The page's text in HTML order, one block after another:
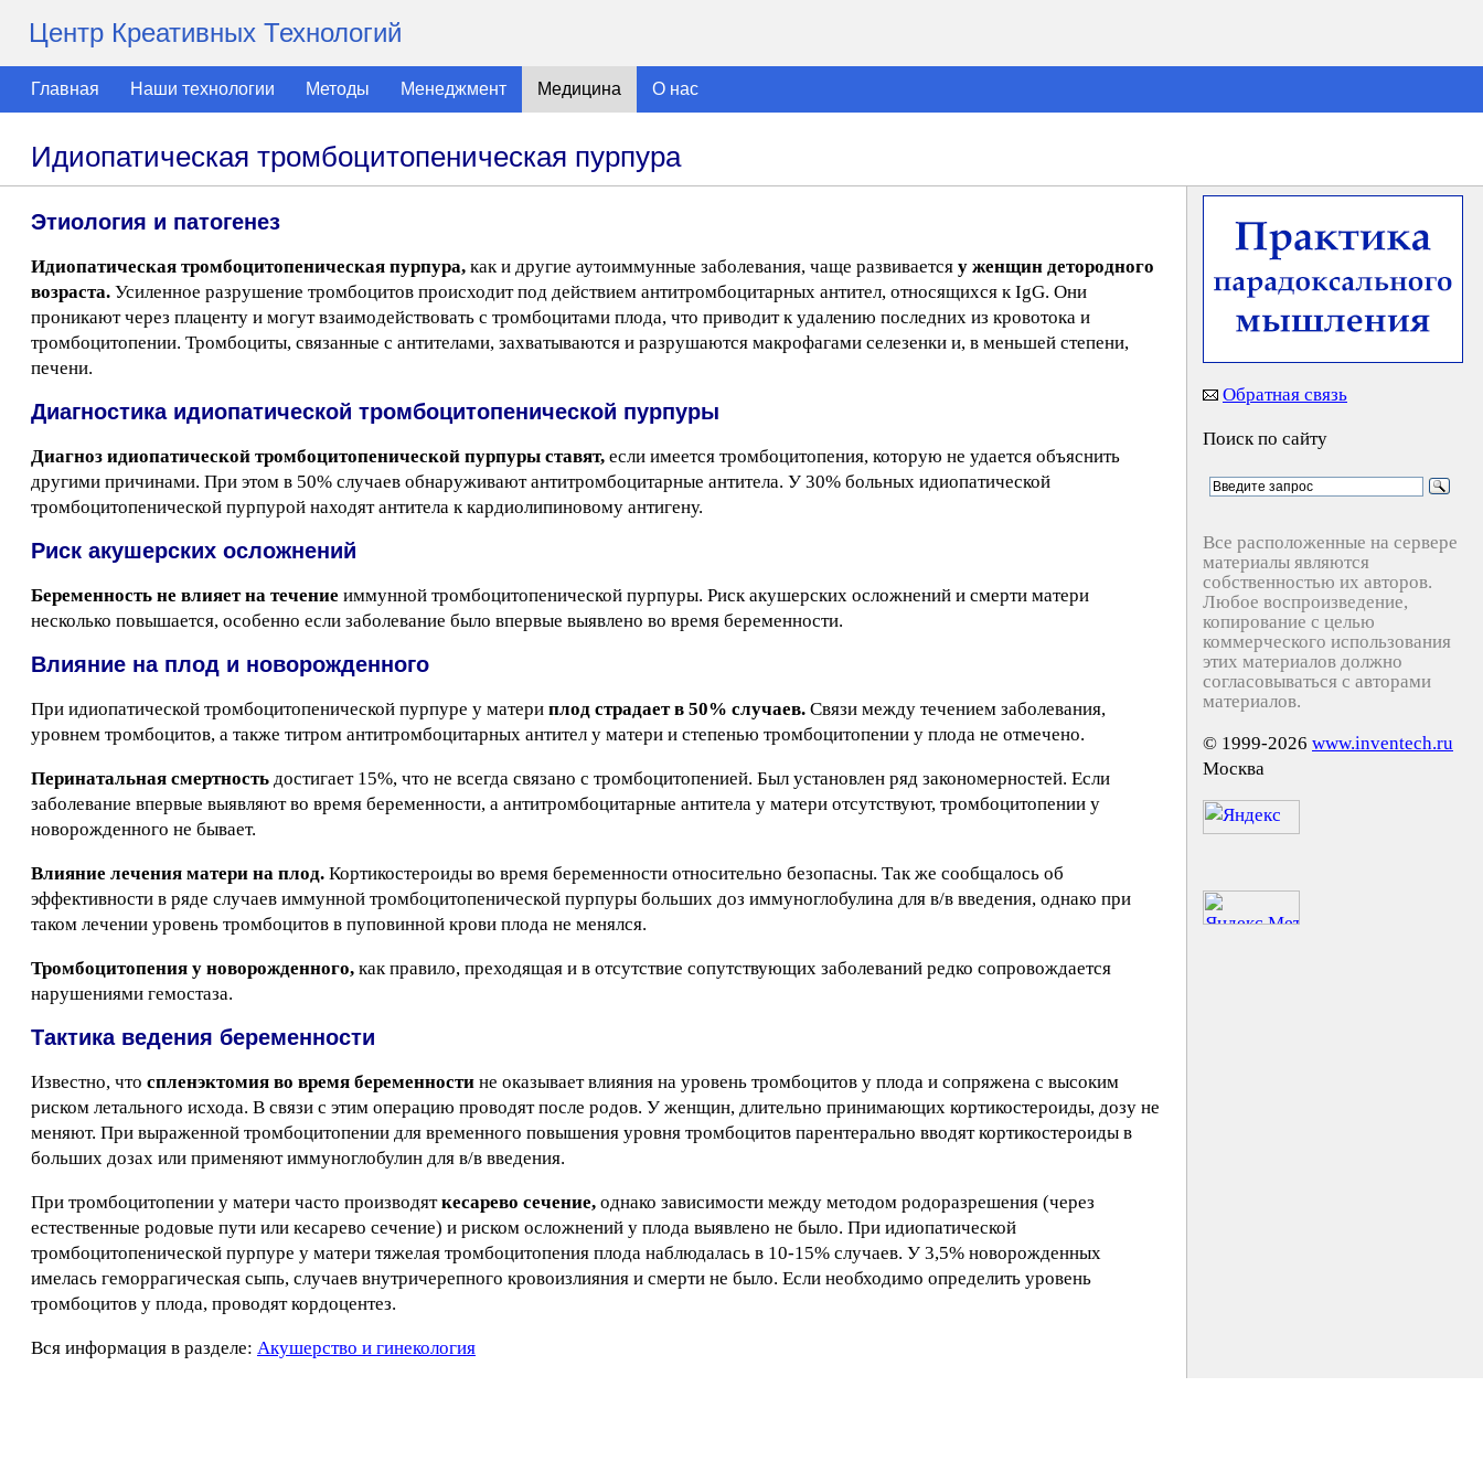
Центр Креативных Технологий
Главная Наши технологии Методы Менеджмент Медицина О нас
Идиопатическая тромбоцитопеническая пурпура
Этиология и патогенез
Идиопатическая тромбоцитопеническая пурпура, как и другие аутоиммунные заболевания, чаще развивается у женщин детородного
возраста. Усиленное разрушение тромбоцитов происходит под действием антитромбоцитарных антител, относящихся к IgG. Они
проникают через плаценту и могут взаимодействовать с тромбоцитами плода, что приводит к удалению последних из кровотока и
тромбоцитопении. Тромбоциты, связанные с антителами, захватываются и разрушаются макрофагами селезенки и, в меньшей степени,
печени.
Диагностика идиопатической тромбоцитопенической пурпуры
Диагноз идиопатической тромбоцитопенической пурпуры ставят, если имеется тромбоцитопения, которую не удается объяснить
другими причинами. При этом в 50% случаев обнаруживают антитромбоцитарные антитела. У 30% больных идиопатической
тромбоцитопенической пурпурой находят антитела к кардиолипиновому антигену.
Риск акушерских осложнений
Беременность не влияет на течение иммунной тромбоцитопенической пурпуры. Риск акушерских осложнений и смерти матери
несколько повышается, особенно если заболевание было впервые выявлено во время беременности.
Влияние на плод и новорожденного
При идиопатической тромбоцитопенической пурпуре у матери плод страдает в 50% случаев. Связи между течением заболевания,
уровнем тромбоцитов, а также титром антитромбоцитарных антител у матери и степенью тромбоцитопении у плода не отмечено.
Перинатальная смертность достигает 15%, что не всегда связано с тромбоцитопенией. Был установлен ряд закономерностей. Если
заболевание впервые выявляют во время беременности, а антитромбоцитарные антитела у матери отсутствуют, тромбоцитопении у
новорожденного не бывает.
Влияние лечения матери на плод. Кортикостероиды во время беременности относительно безопасны. Так же сообщалось об
эффективности в ряде случаев иммунной тромбоцитопенической пурпуры больших доз иммуноглобулина для в/в введения, однако при
таком лечении уровень тромбоцитов в пуповинной крови плода не менялся.
Тромбоцитопения у новорожденного, как правило, преходящая и в отсутствие сопутствующих заболеваний редко сопровождается
нарушениями гемостаза.
Тактика ведения беременности
Известно, что спленэктомия во время беременности не оказывает влияния на уровень тромбоцитов у плода и сопряжена с высоким
риском летального исхода. В связи с этим операцию проводят после родов. У женщин, длительно принимающих кортикостероиды, дозу не
меняют. При выраженной тромбоцитопении для временного повышения уровня тромбоцитов парентерально вводят кортикостероиды в
больших дозах или применяют иммуноглобулин для в/в введения.
При тромбоцитопении у матери часто производяткесарево сечение, однако зависимости между методом родоразрешения (через
естественные родовые пути или кесарево сечение) и риском осложнений у плода выявлено не было. При идиопатической
тромбоцитопенической пурпуре у матери тяжелая тромбоцитопения плода наблюдалась в 10-15% случаев. У 3,5% новорожденных
имелась геморрагическая сыпь, случаев внутричерепного кровоизлияния и смерти не было. Если необходимо определить уровень
тромбоцитов у плода, проводят кордоцентез.
Вся информация в разделе: Акушерство и гинекология
Обратная связь
Поиск по сайту
Все расположенные на сервере
материалы являются
собственностью их авторов.
Любое воспроизведение,
копирование с целью
коммерческого использования
этих материалов должно
согласовываться с авторами
материалов.
© 1999-2026 www.inventech.ru
Москва